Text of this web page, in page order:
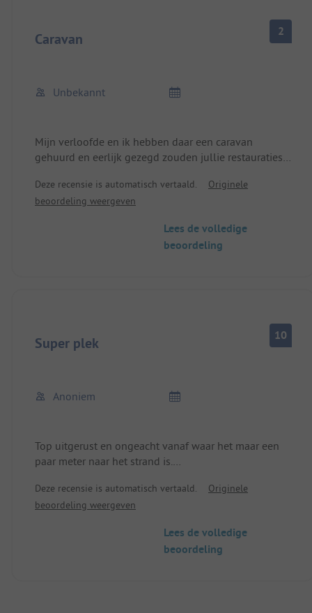
Caravan 2
Unbekannt
Mijn verloofde en ik hebben daar een caravan
gehuurd en eerlijk gezegd zouden jullie restauraties
Deze recensie is automatisch vertaald.
Originele
beoordeling weergeven
Lees de volledige
beoordeling
Super plek 10
Anoniem
Top uitgerust en ongeacht vanaf waar het maar een
paar meter naar het strand is.
Deze recensie is automatisch vertaald.
Originele
beoordeling weergeven
Lees de volledige
beoordeling